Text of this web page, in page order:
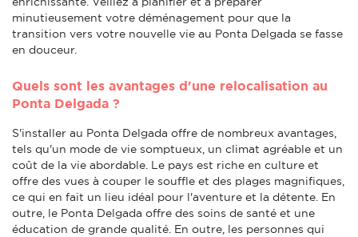
minutieusement votre déménagement pour que la
transition vers votre nouvelle vie au Ponta Delgada se fasse
en douceur.
Quels sont les avantages d'une relocalisation au
Ponta Delgada ?
S'installer au Ponta Delgada offre de nombreux avantages,
tels qu'un mode de vie somptueux, un climat agréable et un
coût de la vie abordable. Le pays est riche en culture et
offre des vues à couper le souffle et des plages magnifiques,
ce qui en fait un lieu idéal pour l'aventure et la détente. En
outre, le Ponta Delgada offre des soins de santé et une
éducation de grande qualité. En outre, les personnes qui